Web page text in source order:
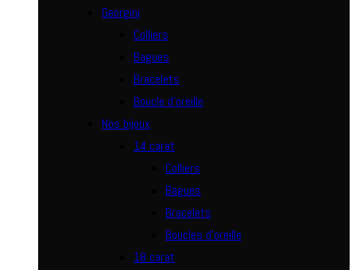
Georgini
Colliers
Bagues
Bracelets
Boucle d’oreille
Nos bijoux
14 carat
Colliers
Bagues
Bracelets
Boucles d’oreille
18 carat